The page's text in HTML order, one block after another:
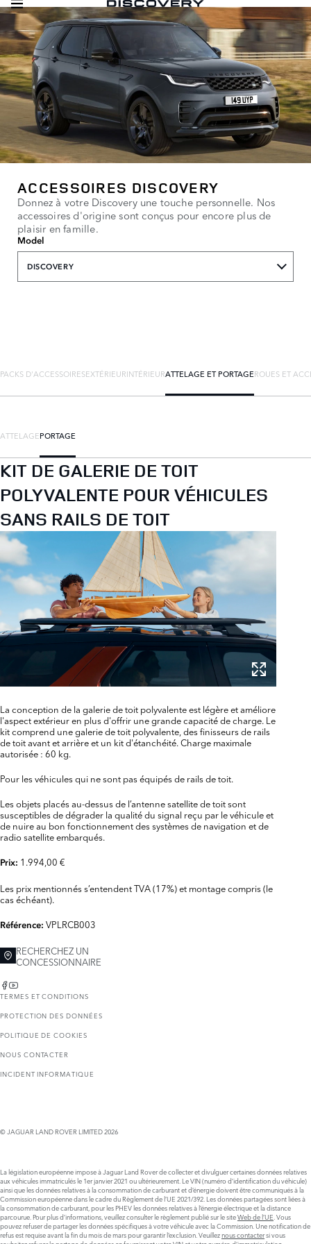
ACCESSOIRES DISCOVERY
Donnez à votre Discovery une touche personnelle. Nos
accessoires d'origine sont conçus pour encore plus de
plaisir en famille.
Model
DISCOVERY
PACKS D'ACCESSOIRESEXTÉRIEURINTÉRIEURATTELAGE ET PORTAGEROUES ET
ATTELAGEPORTAGE
KIT DE GALERIE DE TOIT
POLYVALENTE POUR VÉHICULES
SANS RAILS DE TOIT
La conception de la galerie de toit polyvalente est légère et améliore
l'aspect extérieur en plus d'offrir une grande capacité de charge. Le
kit comprend une galerie de toit polyvalente, des finisseurs de rails
de toit avant et arrière et un kit d'étanchéité. Charge maximale
autorisée : 60 kg.
Pour les véhicules qui ne sont pas équipés de rails de toit.
Les objets placés au-dessus de l’antenne satellite de toit sont
susceptibles de dégrader la qualité du signal reçu par le véhicule et
de nuire au bon fonctionnement des systèmes de navigation et de
radio satellite embarqués.
Prix: 1.994,00 €
Les prix mentionnés s’entendent TVA (17%) et montage compris (le
cas échéant).
Référence: VPLRCB003
RECHERCHEZ UN
CONCESSIONNAIRE
TERMES ET CONDITIONS
PROTECTION DES DONNÉES
POLITIQUE DE COOKIES
NOUS CONTACTER
INCIDENT INFORMATIQUE
© JAGUAR LAND ROVER LIMITED 2026
La législation européenne impose à Jaguar Land Rover de collecter et divulguer certaines données relatives
aux véhicules immatriculés le 1er janvier 2021 ou ultérieurement. Le VIN (numéro d’identification du véhicule)
ainsi que les données relatives à la consommation de carburant et d’énergie doivent être communiqués à la
Commission européenne dans le cadre du Règlement de l’UE 2021/392. Les données partagées sont liées à
la consommation de carburant, pour les PHEV les données relatives à l’énergie électrique et la distance
parcourue. Pour plus d’informations, veuillez consulter le règlement publié sur le siteWeb de l’UE . Vous
pouvez refuser de partager les données spécifiques à votre véhicule avec la Commission. Une notification de
refus est requise avant la fin du mois de mars pour garantir l’exclusion. Veuilleznous contactersi vous